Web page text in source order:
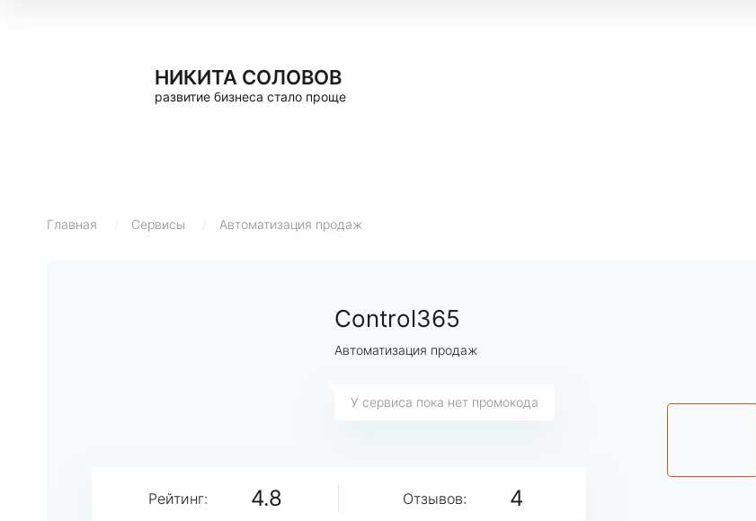
НИКИТА СОЛОВОВ
развитие бизнеса стало проще
Главная Сервисы Автоматизация продаж
Control365
Автоматизация продаж
У сервиса пока нет промокода
Рейтинг: 4.8 Отзывов: 4